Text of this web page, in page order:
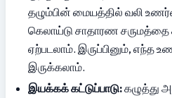
தழும்பின் மையத்தில் வலி
கெலாய்டு சாதாரண சருமத்தை
ஏற்படலாம். இருப்பினும், எந்த
இருக்கலாம்.
இயக்கக் கட்டுப்பாடு: கழுத்து